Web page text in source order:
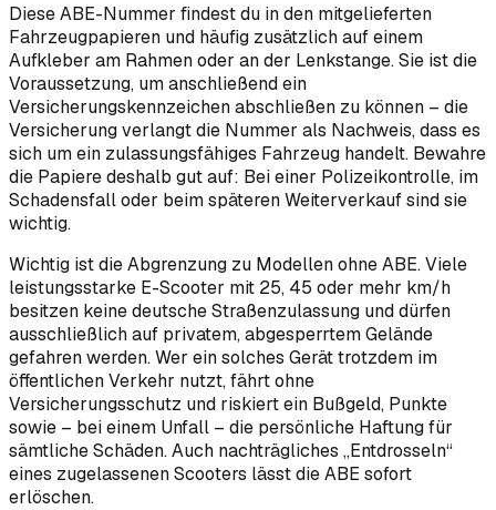
Diese ABE-Nummer findest du in den mitgelieferten
Fahrzeugpapieren und häufig zusätzlich auf einem
Aufkleber am Rahmen oder an der Lenkstange. Sie ist die
Voraussetzung, um anschließend ein
Versicherungskennzeichen abschließen zu können – die
Versicherung verlangt die Nummer als Nachweis, dass es
sich um ein zulassungsfähiges Fahrzeug handelt. Bewahre
die Papiere deshalb gut auf: Bei einer Polizeikontrolle, im
Schadensfall oder beim späteren Weiterverkauf sind sie
wichtig.
Wichtig ist die Abgrenzung zu Modellen ohne ABE. Viele
leistungsstarke E-Scooter mit 25, 45 oder mehr km/h
besitzen keine deutsche Straßenzulassung und dürfen
ausschließlich auf privatem, abgesperrtem Gelände
gefahren werden. Wer ein solches Gerät trotzdem im
öffentlichen Verkehr nutzt, fährt ohne
Versicherungsschutz und riskiert ein Bußgeld, Punkte
sowie – bei einem Unfall – die persönliche Haftung für
sämtliche Schäden. Auch nachträgliches „Entdrosseln“
eines zugelassenen Scooters lässt die ABE sofort
erlöschen.